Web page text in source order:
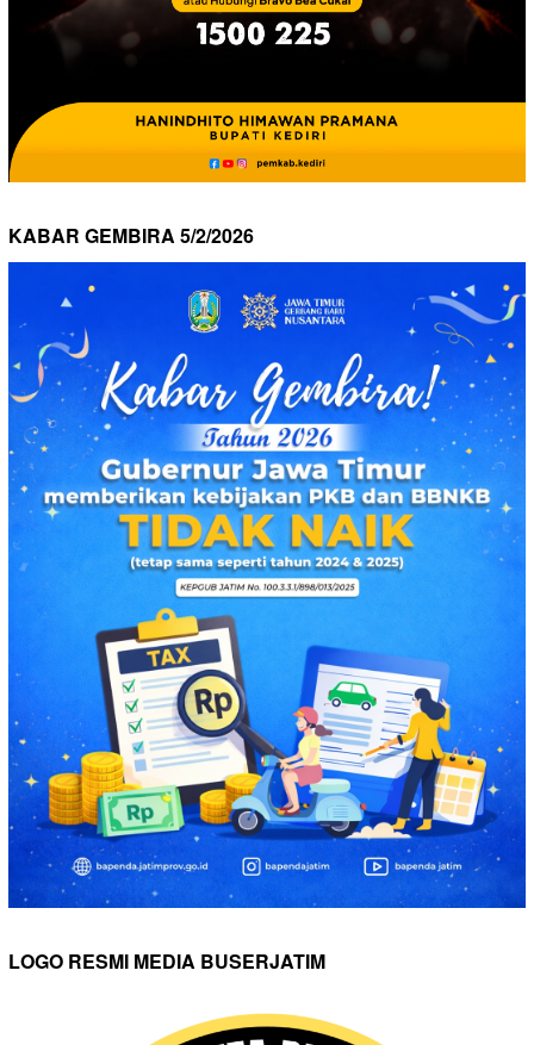
KABAR GEMBIRA 5/2/2026
LOGO RESMI MEDIA BUSERJATIM